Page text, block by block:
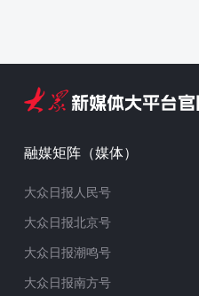
融媒矩阵（媒体）
大众日报人民号
大众日报北京号
大众日报潮鸣号
大众日报南方号